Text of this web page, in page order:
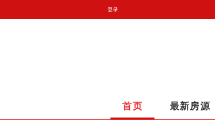
登录
首页 最新房源